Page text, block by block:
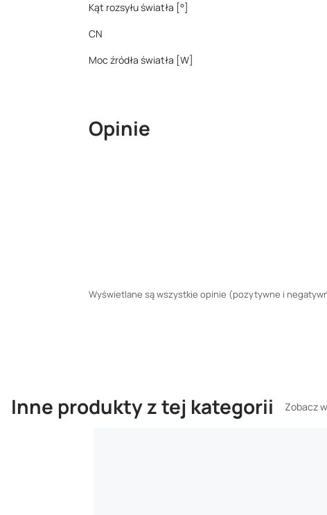
Kąt rozsyłu światła [°]
CN
Moc źródła światła [W]
Opinie
Wyświetlane są wszystkie opinie (pozytywne i
Inne produkty z tej kategorii Zobacz